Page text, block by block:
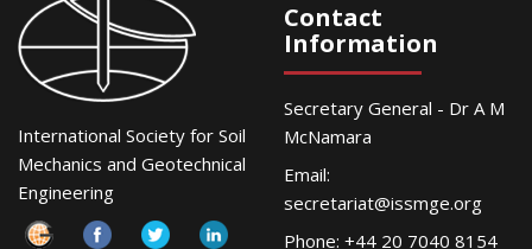
International Society for Soil
Mechanics and Geotechnical
Engineering
Contact
Information
Secretary General - Dr A M
McNamara
Email:
secretariat@issmge.org
Phone: +44 20 7040 8154